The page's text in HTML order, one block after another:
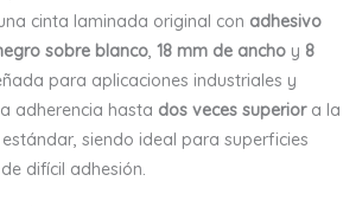
cinta laminada original con adhesivo
sobre blanco, 18 mm de ancho y 8
para aplicaciones industriales y
adherencia hasta dos veces superiora la
siendo ideal para superficies
difícil adhesión.